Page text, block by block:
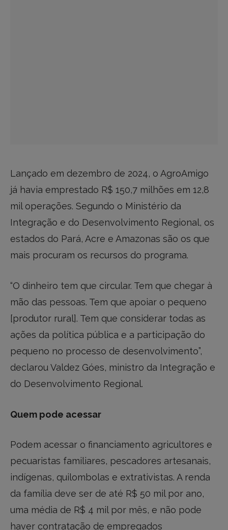
Lançado em dezembro de 2024, o AgroAmigo
já havia emprestado R$ 150,7 milhões em 12,8
mil operações. Segundo o Ministério da
Integração e do Desenvolvimento Regional, os
estados do Pará, Acre e Amazonas são os que
mais procuram os recursos do programa.
“O dinheiro tem que circular. Tem que chegar à
mão das pessoas. Tem que apoiar o pequeno
[produtor rural]. Tem que considerar todas as
ações da política pública e a participação do
pequeno no processo de desenvolvimento”,
declarou Valdez Góes, ministro da Integração e
do Desenvolvimento Regional.
Quem pode acessar
Podem acessar o financiamento agricultores e
pecuaristas familiares, pescadores artesanais,
indígenas, quilombolas e extrativistas. A renda
da família deve ser de até R$ 50 mil por ano,
uma média de R$ 4 mil por mês, e não pode
haver contratação de empregados